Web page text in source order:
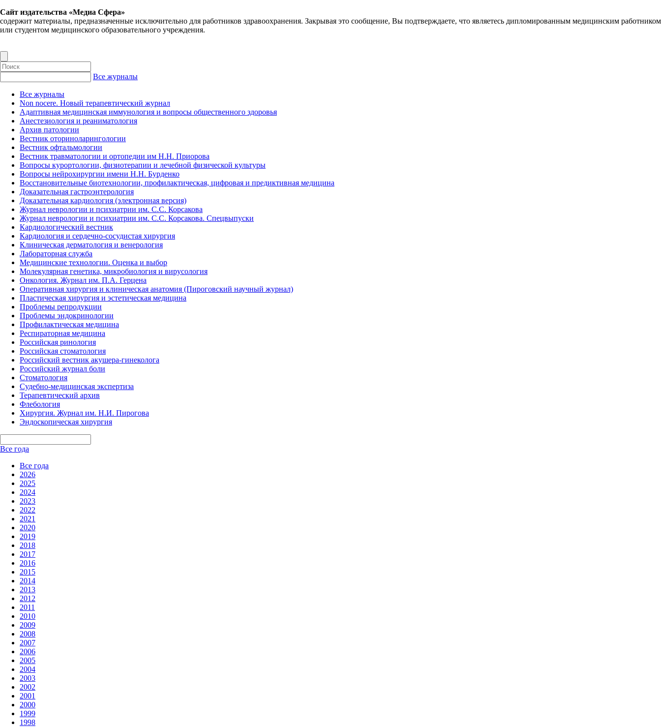
Сайт издательства «Медиа Сфера»
содержит материалы, предназначенные исключительно для работников здравоохранения. Закрывая это сообщение, Вы подтверждаете, что являетесь дипломированным медицинским работником
или студентом медицинского образовательного учреждения.
Все журналы
Все журналы
Non nocere. Новый терапевтический журнал
Адаптивная медицинская иммунология и вопросы общественного здоровья
Анестезиология и реаниматология
Архив патологии
Вестник оториноларингологии
Вестник офтальмологии
Вестник травматологии и ортопедии им Н.Н. Приорова
Вопросы курортологии, физиотерапии и лечебной физической культуры
Вопросы нейрохирургии имени Н.Н. Бурденко
Восстановительные биотехнологии, профилактическая, цифровая и предиктивная медицина
Доказательная гастроэнтерология
Доказательная кардиология (электронная версия)
Журнал неврологии и психиатрии им. С.С. Корсакова
Журнал неврологии и психиатрии им. С.С. Корсакова. Спецвыпуски
Кардиологический вестник
Кардиология и сердечно-сосудистая хирургия
Клиническая дерматология и венерология
Лабораторная служба
Медицинские технологии. Оценка и выбор
Молекулярная генетика, микробиология и вирусология
Онкология. Журнал им. П.А. Герцена
Оперативная хирургия и клиническая анатомия (Пироговский научный журнал)
Пластическая хирургия и эстетическая медицина
Проблемы репродукции
Проблемы эндокринологии
Профилактическая медицина
Респираторная медицина
Российская ринология
Российская стоматология
Российский вестник акушера-гинеколога
Российский журнал боли
Стоматология
Судебно-медицинская экспертиза
Терапевтический архив
Флебология
Хирургия. Журнал им. Н.И. Пирогова
Эндоскопическая хирургия
Все года
Все года
2026
2025
2024
2023
2022
2021
2020
2019
2018
2017
2016
2015
2014
2013
2012
2011
2010
2009
2008
2007
2006
2005
2004
2003
2002
2001
2000
1999
1998